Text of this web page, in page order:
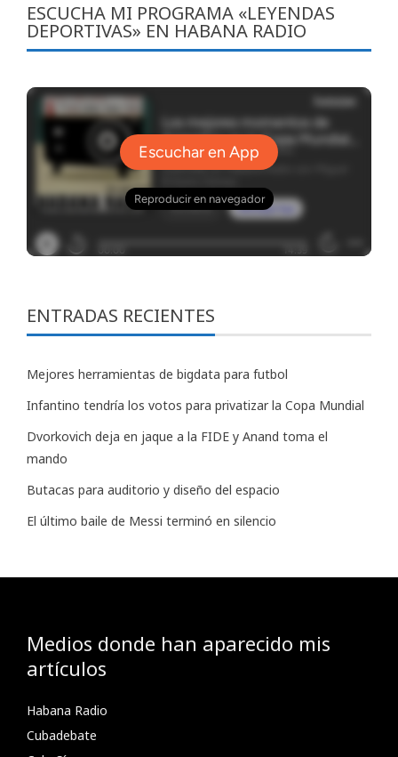
ESCUCHA MI PROGRAMA «LEYENDAS
DEPORTIVAS» EN HABANA RADIO
ENTRADAS RECIENTES
Mejores herramientas de bigdata para futbol
Infantino tendría los votos para privatizar la Copa Mundial
Dvorkovich deja en jaque a la FIDE y Anand toma el
mando
Butacas para auditorio y diseño del espacio
El último baile de Messi terminó en silencio
Medios donde han aparecido mis
artículos
Habana Radio
Cubadebate